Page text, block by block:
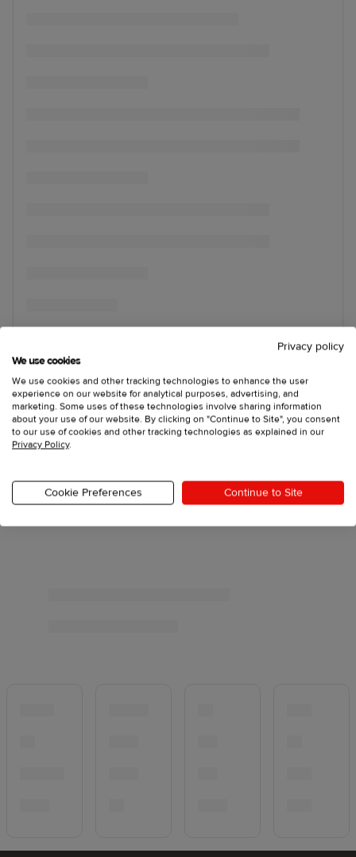
Privacy policy
We use cookies
We use cookies and other tracking technologies to enhance the user
experience on our website for analytical purposes, advertising, and
marketing. Some uses of these technologies involve sharing information
about your use of our website. By clicking on "Continue to Site", you consent
to our use of cookies and other tracking technologies as explained in our
Privacy Policy.
Cookie Preferences Continue to Site